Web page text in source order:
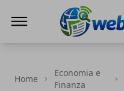
Home
Economia e
Finanza